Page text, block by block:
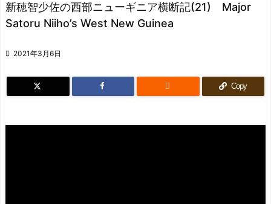
新穂智少佐の西部ニューギニア横断記(21) Major
Satoru Niiho’s West New Guinea
 2021年3月6日
 Copy